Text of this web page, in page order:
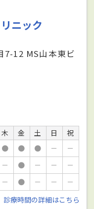
ニック
7-12 MS山本東ビ
木 金 土 日
祝
● ● ● －
－
－ ● － －
－
－ ● － －
－
診療時間の詳細はこちら